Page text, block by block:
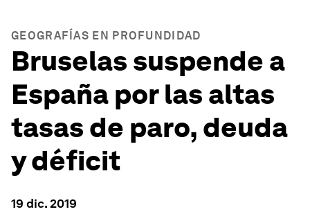
GEOGRAFÍAS EN PROFUNDIDAD
Bruselas suspende a
España por las altas
tasas de paro, deuda
y déficit
19 dic. 2019